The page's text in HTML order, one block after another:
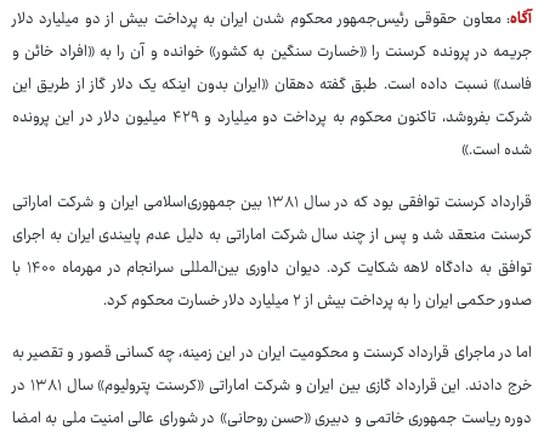
آگاه: معاون حقوقی رئیس‌جمهور محکوم شدن ایران به پرداخت بیش از دو میلیارد دلار
جریمه در پرونده کرسنت را «خسارت سنگین به کشور» خوانده و آن را به «افراد خائن و
فاسد» نسبت داده است. طبق گفته دهقان «ایران بدون اینکه یک دلار گاز از طریق این
شرکت بفروشد، تاکنون محکوم به پرداخت دو میلیارد و ۴۲۹ میلیون دلار در این پرونده
شده است.»
قرارداد کرسنت توافقی بود که در سال ۱۳۸۱ بین جمهوری‌اسلامی ایران و شرکت اماراتی
کرسنت منعقد شد و پس از چند سال شرکت اماراتی به دلیل عدم پایبندی ایران به اجرای
توافق به دادگاه لاهه شکایت کرد. دیوان داوری بین‌المللی سرانجام در مهرماه ۱۴۰۰ با
صدور حکمی ایران را به پرداخت بیش از ۲ میلیارد دلار خسارت محکوم کرد.
اما در ماجرای قرارداد کرسنت و محکومیت ایران در این زمینه، چه کسانی قصور و تقصیر به
خرج دادند. این قرارداد گازی بین ایران و شرکت اماراتی «کرسنت پترولیوم» سال ۱۳۸۱ در
دوره ریاست جمهوری خاتمی و دبیری «حسن روحانی» در شورای‌ عالی امنیت ملی به امضا